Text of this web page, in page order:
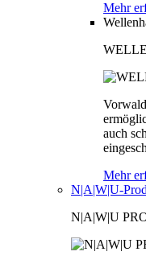
Mehr
auch
Mehr
N|A|W|U-
N|A|W|U